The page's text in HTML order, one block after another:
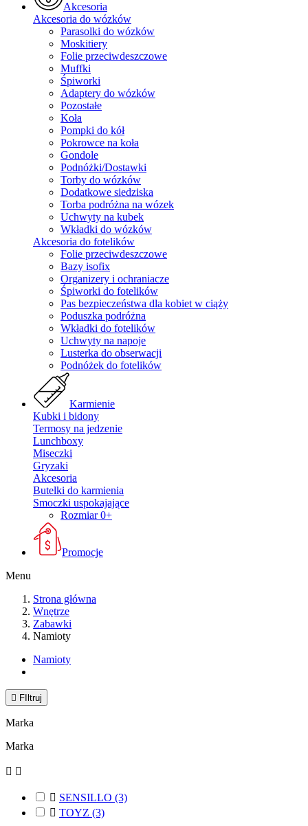
Akcesoria
Akcesoria do wózków
Parasolki do wózków
Moskitiery
Folie przeciwdeszczowe
Muffki
Śpiworki
Adaptery do wózków
Pozostałe
Koła
Pompki do kół
Pokrowce na koła
Gondole
Podnóżki/Dostawki
Torby do wózków
Dodatkowe siedziska
Torba podróżna na wózek
Uchwyty na kubek
Wkładki do wózków
Akcesoria do fotelików
Folie przeciwdeszczowe
Bazy isofix
Organizery i ochraniacze
Śpiworki do fotelików
Pas bezpieczeństwa dla kobiet w ciąży
Poduszka podróżna
Wkładki do fotelików
Uchwyty na napoje
Lusterka do obserwacji
Podnóżek do fotelików
Karmienie
Kubki i bidony
Termosy na jedzenie
Lunchboxy
Miseczki
Gryzaki
Akcesoria
Butelki do karmienia
Smoczki uspokajające
Rozmiar 0+
Promocje
Menu
Strona główna
Wnętrze
Zabawki
Namioty
Namioty
 FIltruj
Marka
Marka
 
 SENSILLO (3)
 TOYZ (3)